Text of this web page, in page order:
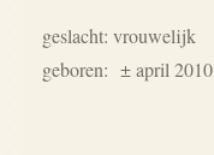
geslacht: vrouwelijk
geboren: ± april 2010